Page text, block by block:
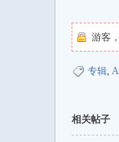
游客
专辑,
相关帖子